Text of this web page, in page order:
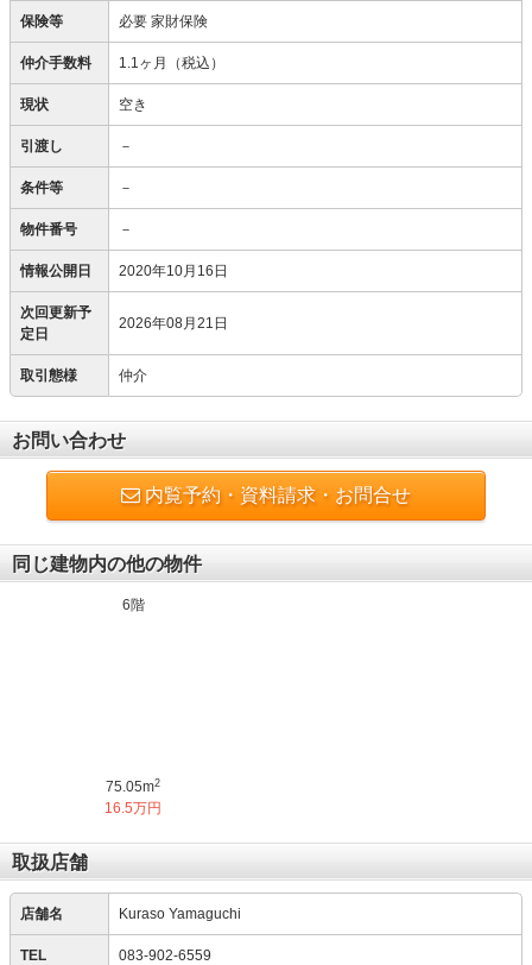
保険等 必要 家財保険
仲介手数料 1.1ヶ月（税込）
現状 空き
引渡し －
条件等 －
物件番号 －
情報公開日 2020年10月16日
次回更新予
定日
2026年08月21日
取引態様 仲介
お問い合わせ
内覧予約・資料請求・お問合せ
同じ建物内の他の物件
6階
75.05m2
16.5万円
取扱店舗
店舗名 Kuraso Yamaguchi
TEL 083-902-6559